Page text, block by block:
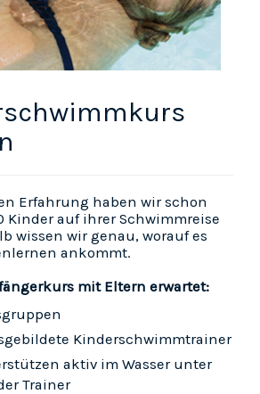
Erfahrung haben wir schon
Kinder auf ihrer Schwimmreise
wissen wir genau, worauf es
ankommt.
mit Eltern erwartet:
Kinderschwimmtrainer
aktiv im Wasser unter
Trainer